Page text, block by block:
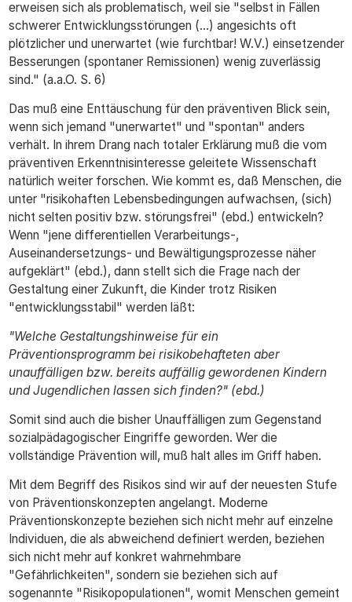
erweisen sich als problematisch, weil sie "selbst in Fällen
schwerer Entwicklungsstörungen (...) angesichts oft
plötzlicher und unerwartet (wie furchtbar! W.V.) einsetzender
Besserungen (spontaner Remissionen) wenig zuverlässig
sind." (a.a.O. S. 6)
Das muß eine Enttäuschung für den präventiven Blick sein,
wenn sich jemand "unerwartet" und "spontan" anders
verhält. In ihrem Drang nach totaler Erklärung muß die vom
präventiven Erkenntnisinteresse geleitete Wissenschaft
natürlich weiter forschen. Wie kommt es, daß Menschen, die
unter "risikohaften Lebensbedingungen aufwachsen, (sich)
nicht selten positiv bzw. störungsfrei" (ebd.) entwickeln?
Wenn "jene differentiellen Verarbeitungs-,
Auseinandersetzungs- und Bewältigungsprozesse näher
aufgeklärt" (ebd.), dann stellt sich die Frage nach der
Gestaltung einer Zukunft, die Kinder trotz Risiken
"entwicklungsstabil" werden läßt:
"Welche Gestaltungshinweise für ein
Präventionsprogramm bei risikobehafteten aber
unauffälligen bzw. bereits auffällig gewordenen Kindern
und Jugendlichen lassen sich finden?" (ebd.)
Somit sind auch die bisher Unauffälligen zum Gegenstand
sozialpädagogischer Eingriffe geworden. Wer die
vollständige Prävention will, muß halt alles im Griff haben.
Mit dem Begriff des Risikos sind wir auf der neuesten Stufe
von Präventionskonzepten angelangt. Moderne
Präventionskonzepte beziehen sich nicht mehr auf einzelne
Individuen, die als abweichend definiert werden, beziehen
sich nicht mehr auf konkret wahrnehmbare
"Gefährlichkeiten", sondern sie beziehen sich auf
sogenannte "Risikopopulationen", womit Menschen gemeint